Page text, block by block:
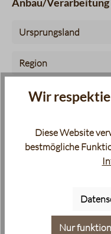
Ursprungsland
Region
Plantage
Blawan
Anbauhöhe
Wir
Diese Website
bestmögliche
Nur